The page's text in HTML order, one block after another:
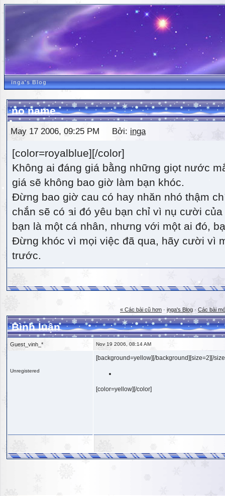
inga's Blog
no name
May 17 2006, 09:25 PM Bởi: inga
[color=royalblue][/color]
Không ai đáng giá bằng những giọt nước
giá sẽ không bao giờ làm bạn khóc.
Đừng bao giờ cau có hay nhăn nhó thậm
chắn sẽ có ai đó yêu bạn chỉ vì nụ cười
bạn là một cá nhân, nhưng với một ai đó,
Đừng khóc vì mọi việc đã qua, hãy cười vì
trước.
« Các bài cũ hơn · inga's Blog · Các bài
Bình luận
Guest_vinh_* Nov 19 2006, 08:14 AM
Unregistered
[background=yellow][/background][size=2][/
[color=yellow][/color]